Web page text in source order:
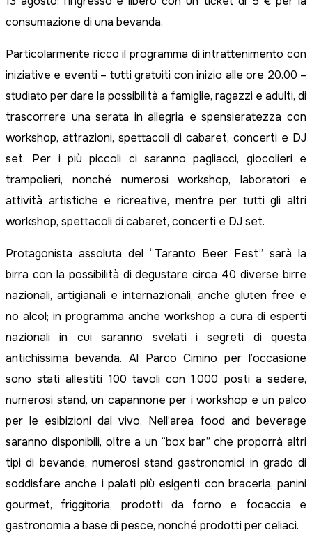
consumazione di una bevanda.
Particolarmente ricco il programma di intrattenimento con
iniziative e eventi – tutti gratuiti con inizio alle ore 20.00 –
studiato per dare la possibilità a famiglie, ragazzi e adulti, di
trascorrere una serata in allegria e spensieratezza con
workshop, attrazioni, spettacoli di cabaret, concerti e DJ
set. Per i più piccoli ci saranno pagliacci, giocolieri e
trampolieri, nonché numerosi workshop, laboratori e
attività artistiche e ricreative, mentre per tutti gli altri
workshop, spettacoli di cabaret, concerti e DJ set.
Protagonista assoluta del “Taranto Beer Fest” sarà la
birra con la possibilità di degustare circa 40 diverse birre
nazionali, artigianali e internazionali, anche gluten free e
no alcol; in programma anche workshop a cura di esperti
nazionali in cui saranno svelati i segreti di questa
antichissima bevanda. Al Parco Cimino per l’occasione
sono stati allestiti 100 tavoli con 1.000 posti a sedere,
numerosi stand, un capannone per i workshop e un palco
per le esibizioni dal vivo. Nell’area food and beverage
saranno disponibili, oltre a un “box bar” che proporrà altri
tipi di bevande, numerosi stand gastronomici in grado di
soddisfare anche i palati più esigenti con braceria, panini
gourmet, friggitoria, prodotti da forno e focaccia e
gastronomia a base di pesce, nonché prodotti per celiaci.